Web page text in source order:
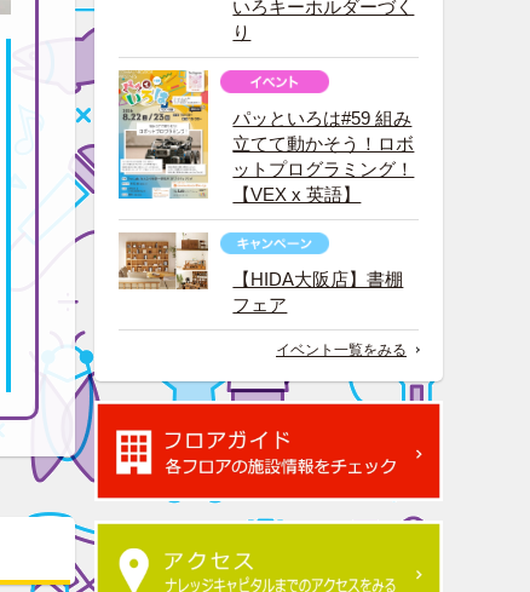
いろキーホルダーづく
り
パッといろは#59 組み
立てて動かそう！ロボ
ットプログラミング！
【VEX x 英語】
【HIDA大阪店】書棚
フェア
イベント一覧をみる